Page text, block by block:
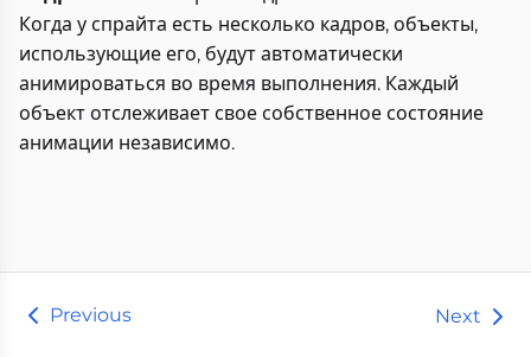
Когда у спрайта есть несколько кадров, объекты,
использующие его, будут автоматически
анимироваться во время выполнения. Каждый
объект отслеживает свое собственное состояние
анимации независимо.
Previous Next